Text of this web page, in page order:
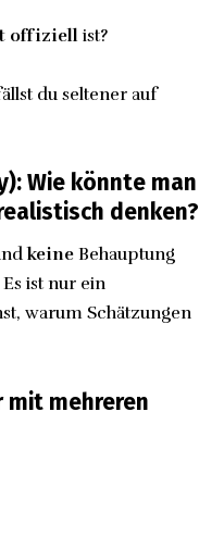
offiziellist?
du seltener auf
Wie könnte man
denken?
keine Behauptung
ist nur ein
warum Schätzungen
mit mehreren